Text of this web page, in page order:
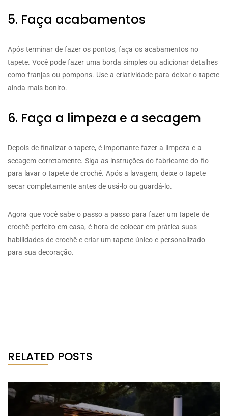
5. Faça acabamentos
Após terminar de fazer os pontos, faça os acabamentos no
tapete. Você pode fazer uma borda simples ou adicionar detalhes
como franjas ou pompons. Use a criatividade para deixar o tapete
ainda mais bonito.
6. Faça a limpeza e a secagem
Depois de finalizar o tapete, é importante fazer a limpeza e a
secagem corretamente. Siga as instruções do fabricante do fio
para lavar o tapete de crochê. Após a lavagem, deixe o tapete
secar completamente antes de usá-lo ou guardá-lo.
Agora que você sabe o passo a passo para fazer um tapete de
crochê perfeito em casa, é hora de colocar em prática suas
habilidades de crochê e criar um tapete único e personalizado
para sua decoração.
RELATED POSTS